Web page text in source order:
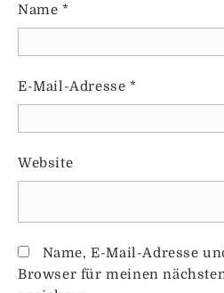
Name *
E-Mail-Adresse *
Website
Name, E-Mail-Adresse
Browser für meinen